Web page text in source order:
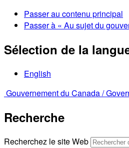
Passer au contenu principal
Passer à « Au sujet du
Sélection de la
English
Gouvernement du Canada /
Recherche
Recherchez le site Web